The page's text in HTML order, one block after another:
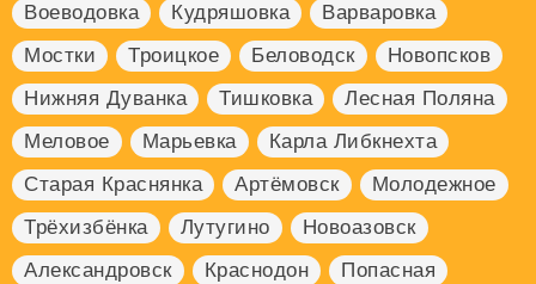
Воеводовка
Кудряшовка
Варваровка
Мостки
Троицкое Беловодск
Новопсков
Нижняя Дуванка
Тишковка
Лесная Поляна
Меловое
Марьевка
Карла Либкнехта
Старая Краснянка
Артёмовск
Молодежное
Трёхизбёнка
Лутугино
Новоазовск
Александровск
Краснодон
Попасная